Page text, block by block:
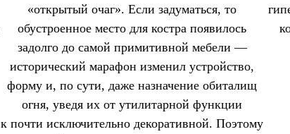
«открытый очаг». Если задуматься, то
обустроенное место для костра появилось
задолго до самой примитивной мебели —
исторический марафон изменил устройство,
форму и, по сути, даже назначение обиталищ
огня, уведя их от утилитарной функции
к почти исключительно декоративной. Поэтому